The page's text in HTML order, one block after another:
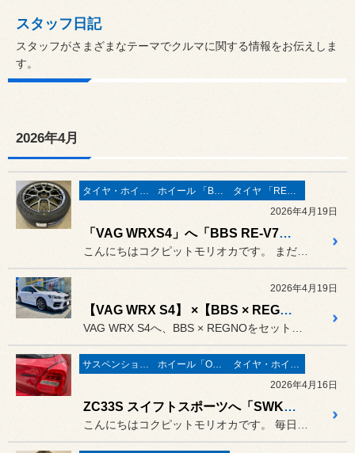
スタッフ日記
スタッフがさまざまなテーマでクルマに関する情報をお伝えしま
す。
2026年4月
タイヤ・ホイール ホイール 「BBS」
タイヤ 「REGNO」
2026年4月19日
「VAG WRXS4」へ「BBS RE-V7＆REGNO GR-XⅢ」！
2026年4月19日
【VAG WRX S4】 ×【BBS × REGNO】
サスペンション・ボディ関連 ホイール「OZ-Racing」
タイヤ・ホイール
2026年4月16日
ZC33S スイフトスポーツへ「SWKスプリング」装着！そしてホイールは！